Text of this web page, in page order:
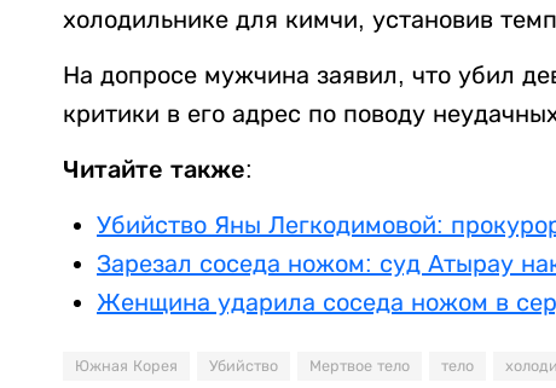
холодильнике для кимчи, установив
На допросе мужчина заявил, что убил
критики в его адрес по поводу
Читайте также:
Убийство Яны Легкодимовой:
Зарезал соседа ножом: суд Атырау
Женщина ударила соседа ножом в
Южная Корея Убийство Мертвое тело тело